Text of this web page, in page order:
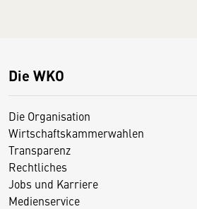
Die WKO
Die Organisation
Wirtschaftskammerwahlen
Transparenz
Rechtliches
Jobs und Karriere
Medienservice